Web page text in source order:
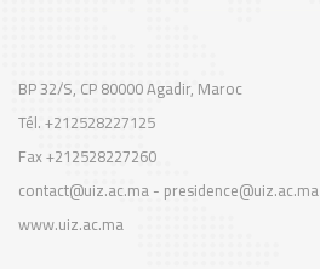
BP 32/S, CP 80000 Agadir, Maroc
Tél. +212528227125
Fax +212528227260
contact@uiz.ac.ma - presidence@uiz.ac.ma
www.uiz.ac.ma